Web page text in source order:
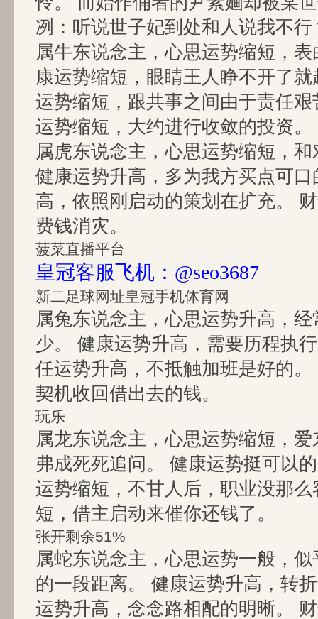
冽：听说世子妃到处和人说我不行
属牛东说念主，心思运势缩短，
康运势缩短，眼睛王人睁不开了
运势缩短，跟共事之间由于责任
运势缩短，大约进行收敛的投资。
属虎东说念主，心思运势缩短，
健康运势升高，多为我方买点可
高，依照刚启动的策划在扩充。
费钱消灾。
菠菜直播平台
皇冠客服飞机：@seo3687
新二足球网址皇冠手机体育网
属兔东说念主，心思运势升高，
少。 健康运势升高，需要历程执
任运势升高，不抵触加班是好的
契机收回借出去的钱。
玩乐
属龙东说念主，心思运势缩短，
弗成死死追问。 健康运势挺可以
运势缩短，不甘人后，职业没那
短，借主启动来催你还钱了。
张开剩余51%
属蛇东说念主，心思运势一般，
的一段距离。 健康运势升高，转
运势升高，念念路相配的明晰。